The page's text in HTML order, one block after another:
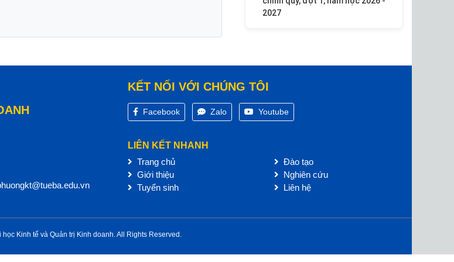
2027
KẾT NỐI VỚI CHÚNG TÔI
Facebook Zalo Youtube
LIÊN KẾT NHANH
Trang chủ
Giới thiệu
Tuyển sinh
Đào tạo
Nghiên cứu
Liên hệ
Kinh tế và Quản trị Kinh doanh. All Rights Reserved.